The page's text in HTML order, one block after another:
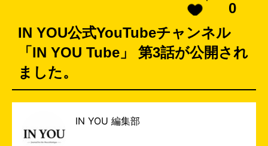
0
IN YOU公式YouTubeチャンネル
「IN YOU Tube」 第3話が公開され
ました。
IN YOU 編集部